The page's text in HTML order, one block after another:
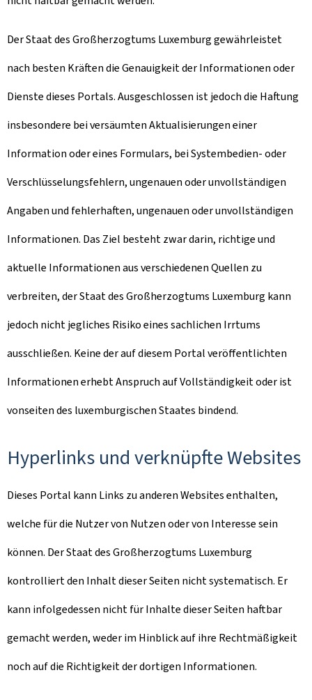
Der Staat des Großherzogtums Luxemburg gewährleistet
nach besten Kräften die Genauigkeit der Informationen oder
Dienste dieses Portals. Ausgeschlossen ist jedoch die Haftung
insbesondere bei versäumten Aktualisierungen einer
Information oder eines Formulars, bei Systembedien- oder
Verschlüsselungsfehlern, ungenauen oder unvollständigen
Angaben und fehlerhaften, ungenauen oder unvollständigen
Informationen. Das Ziel besteht zwar darin, richtige und
aktuelle Informationen aus verschiedenen Quellen zu
verbreiten, der Staat des Großherzogtums Luxemburg kann
jedoch nicht jegliches Risiko eines sachlichen Irrtums
ausschließen. Keine der auf diesem Portal veröffentlichten
Informationen erhebt Anspruch auf Vollständigkeit oder ist
vonseiten des luxemburgischen Staates bindend.
Hyperlinks und verknüpfte Websites
Dieses Portal kann Links zu anderen Websites enthalten,
welche für die Nutzer von Nutzen oder von Interesse sein
können. Der Staat des Großherzogtums Luxemburg
kontrolliert den Inhalt dieser Seiten nicht systematisch. Er
kann infolgedessen nicht für Inhalte dieser Seiten haftbar
gemacht werden, weder im Hinblick auf ihre Rechtmäßigkeit
noch auf die Richtigkeit der dortigen Informationen.